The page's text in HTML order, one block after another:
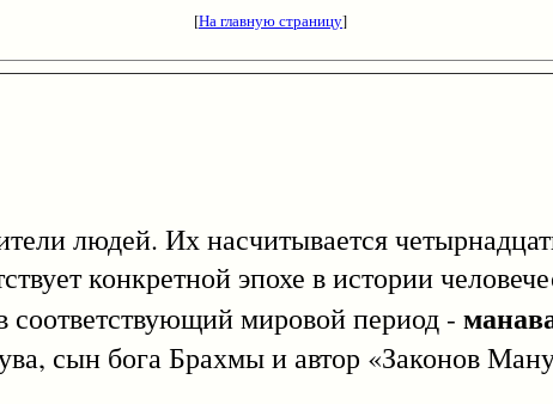
[На главную страницу]
людей. Их насчитывается
конкретной эпохе в истории
соответствующий мировой период -
сын бога Брахмы и автор «Законов